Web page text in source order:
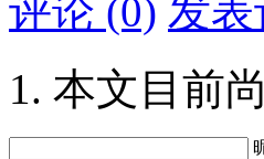
评论 (0) 发
本文目前